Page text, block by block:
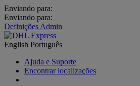
Enviando para:
Enviando para:
Definições Admin
English Português
Ajuda e Suporte
Encontrar localizações